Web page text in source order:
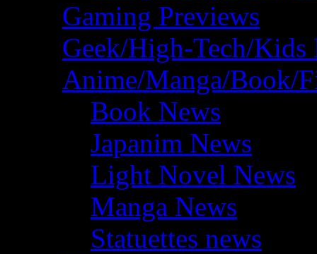
Gaming Previews
Geek/High-Tech/Kids
Anime/Manga/Book/
Book News
Japanim News
Light Novel News
Manga News
Statuettes news